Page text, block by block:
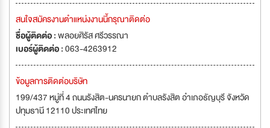
สนใจสมัครงานตำแหน่งงานนี้กรุณาติดต่อ
ชื่อผู้ติดต่อ :พลอยศิรัส ศรีวรรณา
เบอร์ผู้ติดต่อ :063-4263912
ข้อมูลการติดต่อบริษัท
199/437 หมู่ที่ 4 ถนนรังสิต-นครนายก ตำบลรังสิต อำเภอธัญบุรี จังหวัด
ปทุมธานี 12110 ประเทศไทย